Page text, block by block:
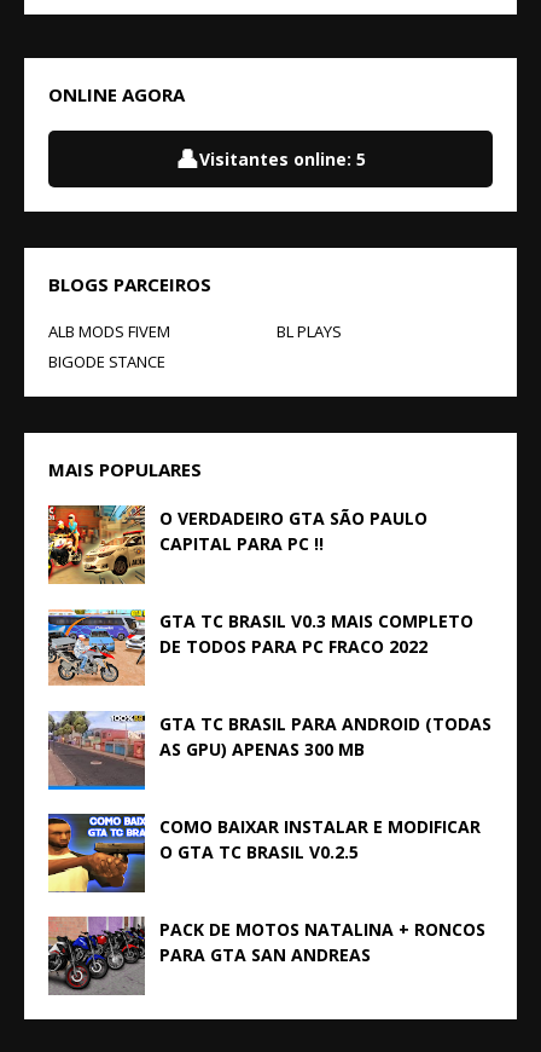
ONLINE AGORA
👤Visitantes online: 5
BLOGS PARCEIROS
ALB MODS FIVEM
BL PLAYS
BIGODE STANCE
MAIS POPULARES
O VERDADEIRO GTA SÃO PAULO
CAPITAL PARA PC !!
GTA TC BRASIL V0.3 MAIS COMPLETO
DE TODOS PARA PC FRACO 2022
GTA TC BRASIL PARA ANDROID (TODAS
AS GPU) APENAS 300 MB
COMO BAIXAR INSTALAR E MODIFICAR
O GTA TC BRASIL V0.2.5
PACK DE MOTOS NATALINA + RONCOS
PARA GTA SAN ANDREAS